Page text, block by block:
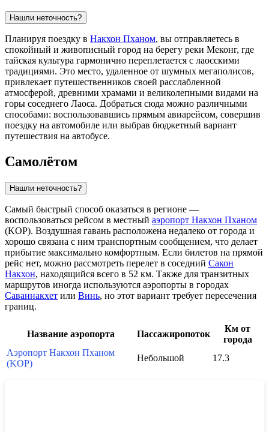
Нашли неточность?
Планируя поездку в Накхон Пханом, вы отправляетесь в
спокойный и живописный город на берегу реки Меконг, где
тайская культура гармонично переплетается с лаосскими
традициями. Это место, удаленное от шумных мегаполисов,
привлекает путешественников своей расслабленной
атмосферой, древними храмами и великолепными видами на
горы соседнего Лаоса. Добраться сюда можно различными
способами: воспользовавшись прямым авиарейсом, совершив
поездку на автомобиле или выбрав бюджетный вариант
путешествия на автобусе.
Самолётом
Нашли неточность?
Самый быстрый способ оказаться в регионе —
воспользоваться рейсом в местный аэропорт Накхон Пханом
(KOP). Воздушная гавань расположена недалеко от города и
хорошо связана с ним транспортным сообщением, что делает
прибытие максимально комфортным. Если билетов на прямой
рейс нет, можно рассмотреть перелет в соседний Сакон
Накхон, находящийся всего в 52 км. Также для транзитных
маршрутов иногда используются аэропорты в городах
Саваннакхет или Винь, но этот вариант требует пересечения
границ.
Название аэропорта Пассажиропоток
Км от
города
Аэропорт Накхон Пханом
(KOP)
Небольшой 17.3